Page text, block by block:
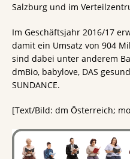
Salzburg und im
Im Geschäftsjahr 2016/17
damit ein Umsatz von 904
sind dabei unter anderem
dmBio, babylove, DAS
SUNDANCE.
[Text/Bild: dm Österreich;